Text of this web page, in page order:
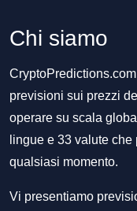
Chi siamo
previsioni sui prezzi
operare su scala
lingue e 33 valute
qualsiasi momento.
Vi presentiamo